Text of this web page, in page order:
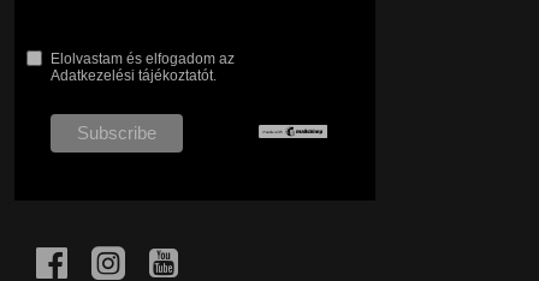
Elolvastam és elfogadom az
Adatkezelési tájékoztatót.